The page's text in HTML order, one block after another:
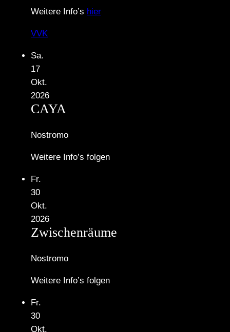
Weitere Info’s hier
VVK
Sa.
17
Okt.
2026
CAYA
Nostromo
Weitere Info’s folgen
Fr.
30
Okt.
2026
Zwischenräume
Nostromo
Weitere Info’s folgen
Fr.
30
Okt.